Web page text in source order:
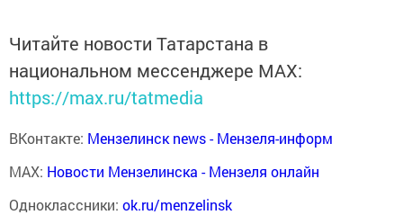
Читайте новости Татарстана в
национальном мессенджере MАХ:
https://max.ru/tatmedia
ВКонтакте: Мензелинск news - Мензеля-информ
MAX: Новости Мензелинска - Мензеля онлайн
Одноклассники: ok.ru/menzelinsk